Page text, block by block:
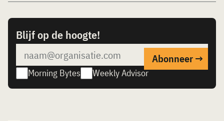
Blijf op de hoogte!
Morning Bytes Weekly Advisor